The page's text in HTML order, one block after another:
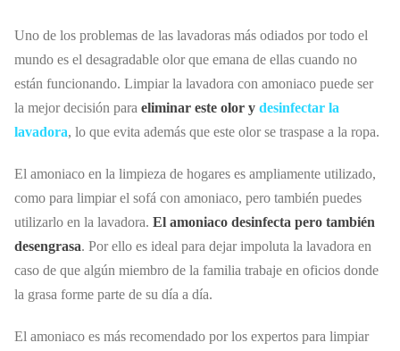
Uno de los problemas de las lavadoras más odiados por todo el
mundo es el desagradable olor que emana de ellas cuando no
están funcionando. Limpiar la lavadora con amoniaco puede ser
la mejor decisión para eliminar este olor y desinfectar la
lavadora, lo que evita además que este olor se traspase a la ropa.
El amoniaco en la limpieza de hogares es ampliamente utilizado,
como para limpiar el sofá con amoniaco, pero también puedes
utilizarlo en la lavadora. El amoniaco desinfecta pero también
desengrasa. Por ello es ideal para dejar impoluta la lavadora en
caso de que algún miembro de la familia trabaje en oficios donde
la grasa forme parte de su día a día.
El amoniaco es más recomendado por los expertos para limpiar